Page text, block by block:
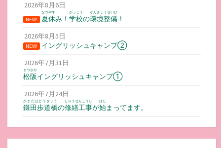
2026年8月6日
NEW! 夏休
なつやす
み！ 学校
がっこう
の環境整備
かんきょうせいび
！
2026年8月5日
NEW!
イングリッシュキャンプ②
2026年7月31日
松阪
まつさか
イングリッシュキャンプ①
2026年7月24日
鎌田歩道橋
かまだほどうきょう
の修繕工事
しゅうぜんこうじ
が始
はじ
まってます。